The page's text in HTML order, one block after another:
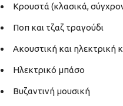
Κρουστά (κλασικά,
Ποπ και τζαζ τραγούδι
Ακουστική και ηλεκτρική
Ηλεκτρικό μπάσο
Βυζαντινή μουσική